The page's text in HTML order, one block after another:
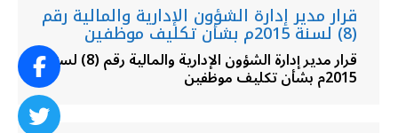
قرار مدير إدارة الشؤون الإدارية والمالية رقم
(8) لسنة 2015م بشأن تكليف موظفين
قرار مدير إدارة الشؤون الإدارية والمالية رقم (8) لسنة
2015م بشأن تكليف موظفين